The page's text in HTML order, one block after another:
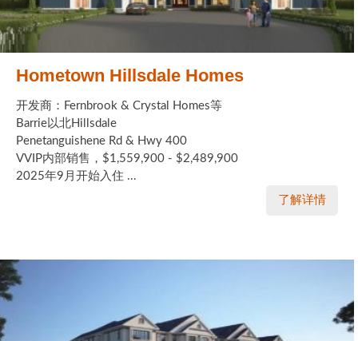
Hometown Hillsdale Homes
开发商：Fernbrook & Crystal Homes等
Barrie以北Hillsdale
Penetanguishene Rd & Hwy 400
VVIP内部销售，$1,559,900 - $2,489,900
2025年9月开始入住 ...
了解详情